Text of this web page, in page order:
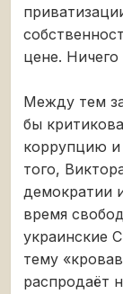
цене.
Между тем
бы
коррупцию
того,
демократии
время
украинские
тему
распродаёт